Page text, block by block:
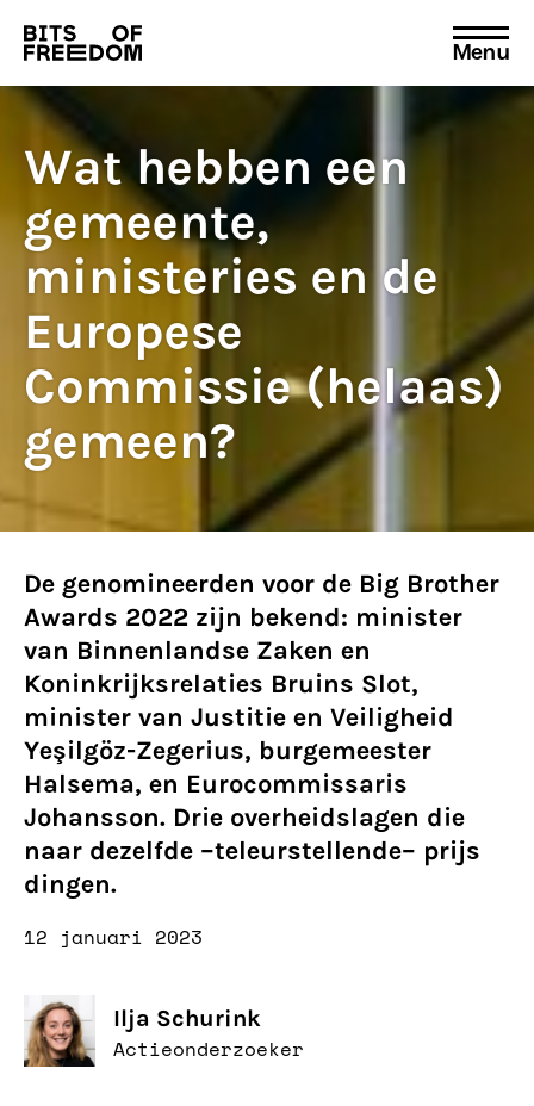
Search
for:
Menu
Wat hebben een
gemeente,
ministeries en de
Europese
Commissie (helaas)
gemeen?
De genomineerden voor de Big Brother
Awards 2022 zijn bekend: minister
van Binnenlandse Zaken en
Koninkrijksrelaties Bruins Slot,
minister van Justitie en Veiligheid
Yeşilgöz-Zegerius, burgemeester
Halsema, en Eurocommissaris
Johansson. Drie overheidslagen die
naar dezelfde –teleurstellende– prijs
dingen.
12 januari 2023
Ilja Schurink
Actieonderzoeker